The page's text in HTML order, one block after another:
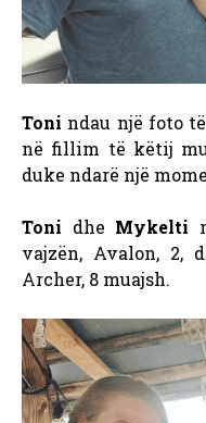
Toni ndau një foto
në fillim të këtij
duke ndarë një
Toni dhe Mykelti
vajzën, Avalon, 2,
Archer, 8 muajsh.